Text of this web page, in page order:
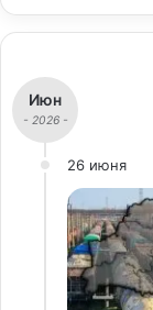
Июн
- 2026 -
26 июня